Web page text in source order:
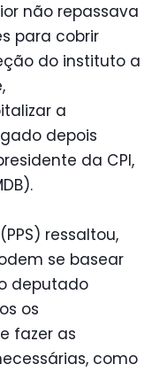
não repassava
para cobrir
do instituto a
a
depois
da CPI,
ressaltou,
se basear
deputado
os
fazer as
como